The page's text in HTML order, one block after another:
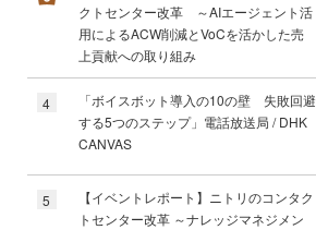
クトセンター改革 ～AIエージェント活
用によるACW削減とVoCを活かした売
上貢献への取り組み
4
「ボイスボット導入の10の壁 失敗回避
する5つのステップ」電話放送局 / DHK
CANVAS
5
【イベントレポート】ニトリのコンタク
トセンター改革 ～ナレッジマネジメン